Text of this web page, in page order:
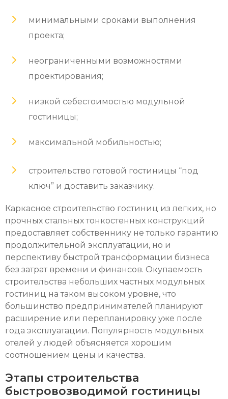
минимальными сроками выполнения
проекта;
неограниченными возможностями
проектирования;
низкой себестоимостью модульной
гостиницы;
максимальной мобильностью;
строительство готовой гостиницы “под
ключ” и доставить заказчику.
Каркасное строительство гостиниц из легких, но
прочных стальных тонкостенных конструкций
предоставляет собственнику не только гарантию
продолжительной эксплуатации, но и
перспективу быстрой трансформации бизнеса
без затрат времени и финансов. Окупаемость
строительства небольших частных модульных
гостиниц на таком высоком уровне, что
большинство предпринимателей планируют
расширение или перепланировку уже после
года эксплуатации. Популярность модульных
отелей у людей объясняется хорошим
соотношением цены и качества.
Этапы строительства
быстровозводимой гостиницы